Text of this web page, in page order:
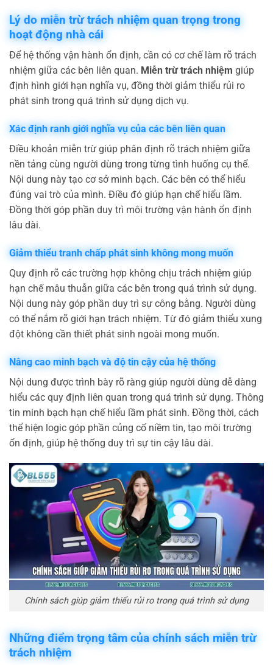
Lý do miễn trừ trách nhiệm quan trọng trong
hoạt động nhà cái
Để hệ thống vận hành ổn định, cần có cơ chế làm rõ trách
nhiệm giữa các bên liên quan. Miễn trừ trách nhiệm giúp
định hình giới hạn nghĩa vụ, đồng thời giảm thiểu rủi ro
phát sinh trong quá trình sử dụng dịch vụ.
Xác định ranh giới nghĩa vụ của các bên liên quan
Điều khoản miễn trừ giúp phân định rõ trách nhiệm giữa
nền tảng cùng người dùng trong từng tình huống cụ thể.
Nội dung này tạo cơ sở minh bạch. Các bên có thể hiểu
đúng vai trò của mình. Điều đó giúp hạn chế hiểu lầm.
Đồng thời góp phần duy trì môi trường vận hành ổn định
lâu dài.
Giảm thiểu tranh chấp phát sinh không mong muốn
Quy định rõ các trường hợp không chịu trách nhiệm giúp
hạn chế mâu thuẫn giữa các bên trong quá trình sử dụng.
Nội dung này góp phần duy trì sự công bằng. Người dùng
có thể nắm rõ giới hạn trách nhiệm. Từ đó giảm thiểu xung
đột không cần thiết phát sinh ngoài mong muốn.
Nâng cao minh bạch và độ tin cậy của hệ thống
Nội dung được trình bày rõ ràng giúp người dùng dễ dàng
hiểu các quy định liên quan trong quá trình sử dụng. Thông
tin minh bạch hạn chế hiểu lầm phát sinh. Đồng thời, cách
thể hiện logic góp phần củng cố niềm tin, tạo môi trường
ổn định, giúp hệ thống duy trì sự tin cậy lâu dài.
Chính sách giúp giảm thiểu rủi ro trong quá trình sử dụng
Những điểm trọng tâm của chính sách miễn trừ
trách nhiệm